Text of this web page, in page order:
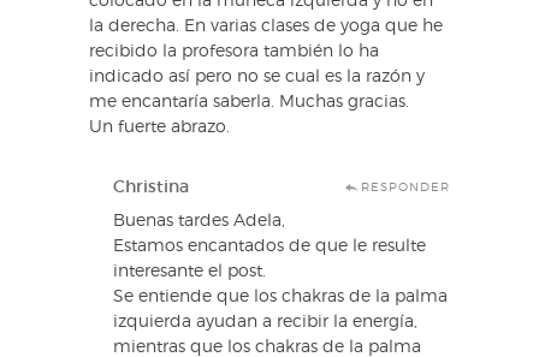
la derecha. En varias clases de yoga que he
recibido la profesora también lo ha
indicado así pero no se cual es la razón y
me encantaría saberla. Muchas gracias.
Un fuerte abrazo.
Christina RESPONDER
Buenas tardes Adela,
Estamos encantados de que le resulte
interesante el post.
Se entiende que los chakras de la palma
izquierda ayudan a recibir la energía,
mientras que los chakras de la palma